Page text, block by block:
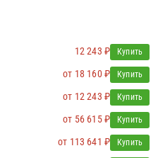
12 243 ₽ Купить
от 18 160 ₽ Купить
от 12 243 ₽ Купить
от 56 615 ₽ Купить
от 113 641 ₽ Купить